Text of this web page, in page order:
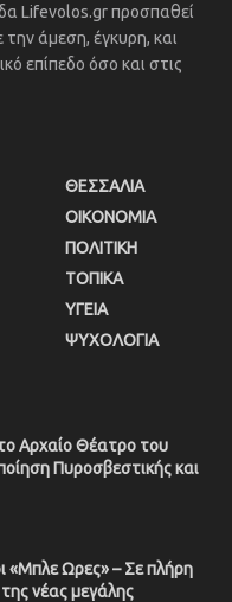
Lifevolos.gr προσπαθεί
άμεση, έγκυρη, και
επίπεδο όσο και στις
ΘΕΣΣΑΛΙΑ
ΟΙΚΟΝΟΜΙΑ
ΠΟΛΙΤΙΚΗ
ΤΟΠΙΚΑ
ΥΓΕΙΑ
ΨΥΧΟΛΟΓΙΑ
Αρχαίο Θέατρο του
Πυροσβεστικής και
«Μπλε Ωρες» – Σε πλήρη
νέας μεγάλης